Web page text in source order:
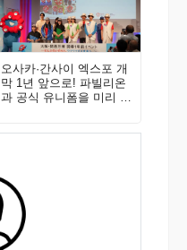
오사카·간사이 엑스포 개
막 1년 앞으로! 파빌리온
과 공식 유니폼을 미리 공